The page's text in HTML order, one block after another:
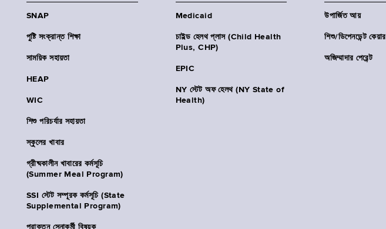
SNAP
পুষ্টি সংক্রান্ত শিক্ষা
সাময়িক সহায়তা
HEAP
WIC
শিশু পরিচর্যার সহায়তা
স্কুলের খাবার
গ্রীষ্মকালীন খাবারের কর্মসূচি
(Summer Meal Program)
SSI স্টেট সম্পূরক কর্মসূচি (State
Supplemental Program)
প্রাক্তন সেনাকর্মী বিষয়ক
Medicaid
চাইল্ড হেলথ প্লাস (Child Health
Plus, CHP)
EPIC
NY স্টেট অফ হেলথ (NY State of
Health)
উপার্জিত আয়
শিশু/ডিপেনডেন্ট কেয়ার
অজিম্মাদার পেরেন্ট